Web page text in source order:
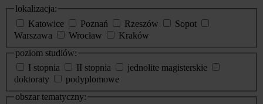
lokalizacja:
Katowice
Poznań Rzeszów
Sopot
Warszawa
Wrocław
Kraków
poziom studiów:
I stopnia
II stopnia
jednolite magisterskie
doktoraty
podyplomowe
obszar tematyczny: